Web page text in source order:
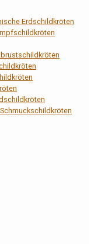
Erdschildkröten